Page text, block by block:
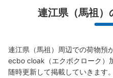
スマホか
指定し
全国1,000
最大辺が45cm未
バッグ、お手荷物
スーツケースサ
連江県（馬祖）
連江県（馬祖）周辺での荷物預
ecbo cloak（エクボクローク）
随時更新して掲載していきます。